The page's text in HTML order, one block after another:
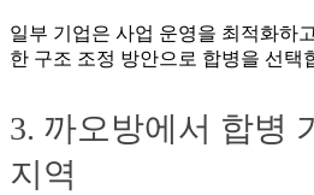
일부 기업은 사업 운영을 최적화하
한 구조 조정 방안으로 합병을 선택
3. 까오방에서 합병
지역